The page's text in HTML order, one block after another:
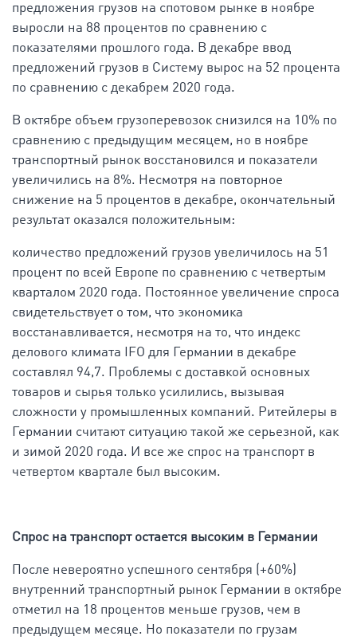
предложения грузов на спотовом рынке в ноябре
выросли на 88 процентов по сравнению с
показателями прошлого года. В декабре ввод
предложений грузов в Систему вырос на 52 процента
по сравнению с декабрем 2020 года.
В октябре объем грузоперевозок снизился на 10% по
сравнению с предыдущим месяцем, но в ноябре
транспортный рынок восстановился и показатели
увеличились на 8%. Несмотря на повторное
снижение на 5 процентов в декабре, окончательный
результат оказался положительным:
количество предложений грузов увеличилось на 51
процент по всей Европе по сравнению с четвертым
кварталом 2020 года. Постоянное увеличение спроса
свидетельствует о том, что экономика
восстанавливается, несмотря на то, что индекс
делового климата IFO для Германии в декабре
составлял 94,7. Проблемы с доставкой основных
товаров и сырья только усилились, вызывая
сложности у промышленных компаний. Ритейлеры в
Германии считают ситуацию такой же серьезной, как
и зимой 2020 года. И все же спрос на транспорт в
четвертом квартале был высоким.
Спрос на транспорт остается высоким в Германии
После невероятно успешного сентября (+60%)
внутренний транспортный рынок Германии в октябре
отметил на 18 процентов меньше грузов, чем в
предыдущем месяце. Но показатели по грузам